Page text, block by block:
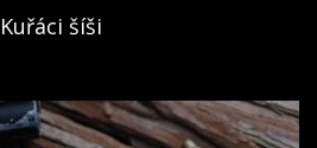
Kuřáci šíši